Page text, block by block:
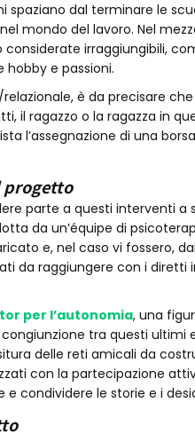
spaziano dal terminare le
mondo del lavoro. Nel
considerate irraggiungibili,
e passioni.
è da precisare
il ragazzo o la ragazza in
l’assegnazione di una
progetto
parte a questi interventi a
da un’équipe di
e, nel caso vi fossero,
da raggiungere con i diretti
per l’autonomia, una
congiunzione tra questi ultimi
delle reti amicali da
con la partecipazione
condividere le storie e i